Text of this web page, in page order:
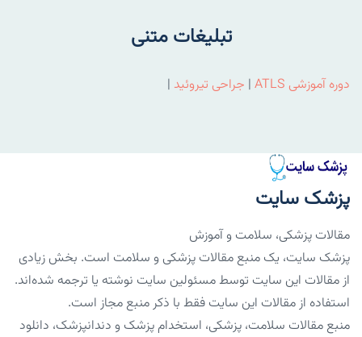
تبلیغات متنی
دوره آموزشی ATLS | جراحی تیروئید |
پزشک سایت
مقالات پزشکی، سلامت و آموزش
پزشک سایت، یک منبع مقالات پزشکی و سلامت است. بخش زیادی
از مقالات این سایت توسط مسئولین سایت نوشته یا ترجمه شده‌اند.
استفاده از مقالات این سایت فقط با ذکر منبع مجاز است.
منبع مقالات سلامت، پزشکی، استخدام پزشک و دندانپزشک، دانلود